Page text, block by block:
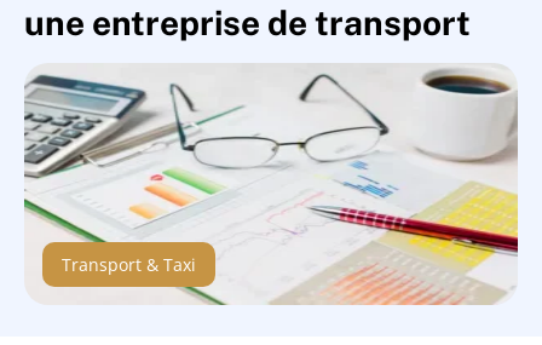
une entreprise de transport
Transport & Taxi